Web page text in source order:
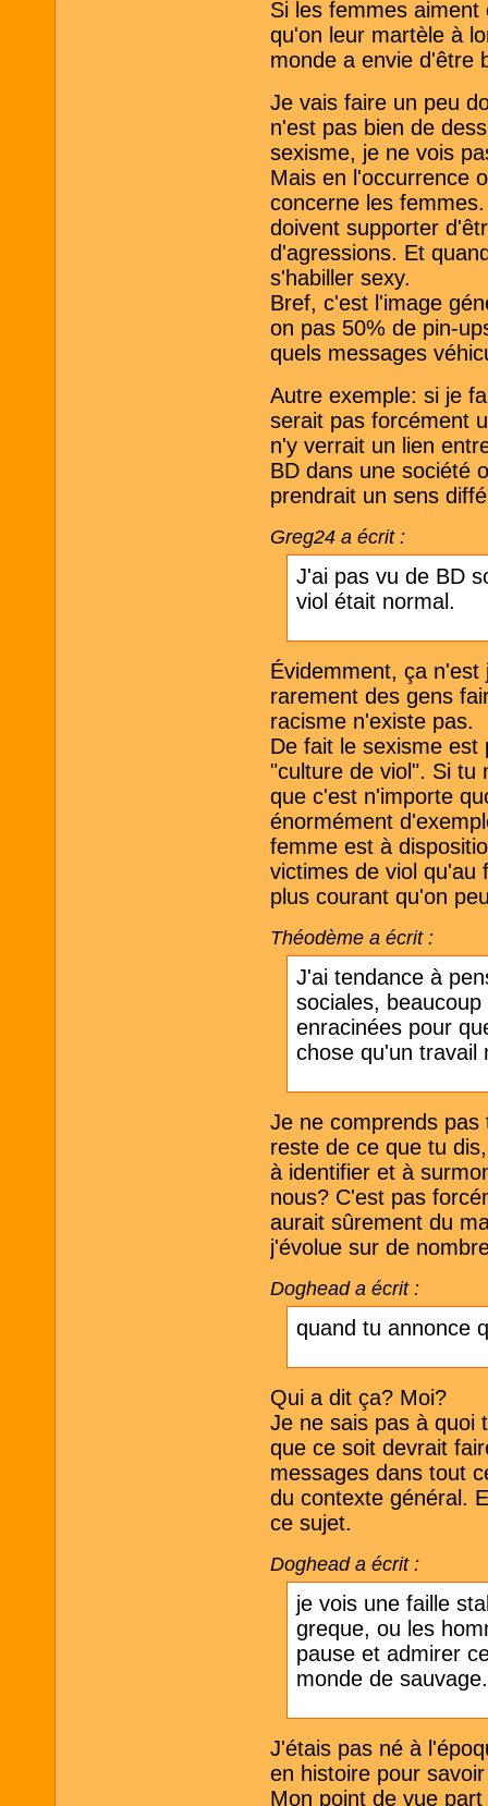
Si les femmes
qu'on leur martèle à
monde a envie d'être
Je vais faire un peu
n'est pas bien de
sexisme, je ne vois
Mais en l'occurrence
concerne les
doivent supporter
d'agressions. Et
s'habiller sexy.
Bref, c'est l'image
on pas 50% de pin-
quels messages
Autre exemple: si je
serait pas forcément
n'y verrait un lien
BD dans une société
prendrait un sens
Greg24 a écrit :
J'ai pas vu de BD
viol était normal.
Évidemment, ça
rarement des gens
racisme n'existe pas.
De fait le sexisme
"culture de viol". Si tu
que c'est n'importe
énormément
femme est à
victimes de viol qu'au
plus courant qu'on
Théodème a écrit :
J'ai tendance à
sociales,
enracinées pour
chose qu'un travail
Je ne comprends
reste de ce que tu
à identifier et à
nous? C'est pas
aurait sûrement du
j'évolue sur de
Doghead a écrit :
quand tu annonce
Qui a dit ça? Moi?
Je ne sais pas à quoi
que ce soit devrait
messages dans tout
du contexte général.
ce sujet.
Doghead a écrit :
je vois une faille
greque, ou les
pause et admirer
monde de sauvage.
J'étais pas né à
en histoire pour
Mon point de vue